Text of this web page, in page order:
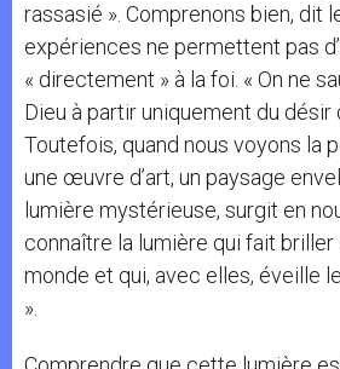
rassasié ». Comprenons bien, dit
expériences ne permettent pas
« directement » à la foi. « On ne
Dieu à partir uniquement du désir
Toutefois, quand nous voyons la
une œuvre d’art, un paysage
lumière mystérieuse, surgit en
connaître la lumière qui fait
monde et qui, avec elles, éveille
».